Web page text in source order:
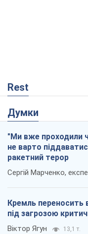
Rest
Думки
"Ми вже проходили
не варто
ракетний терор
Сергій Марченко,
Кремль переносить
під загрозою
Віктор Ягун 13,1 т.